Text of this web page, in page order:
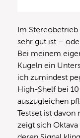
Im
sehr gut ist –
Bei meinem
Kugeln ein
ich zumindest
High-Shelf bei
auszugleichen
Testset ist davon
zeigt sich